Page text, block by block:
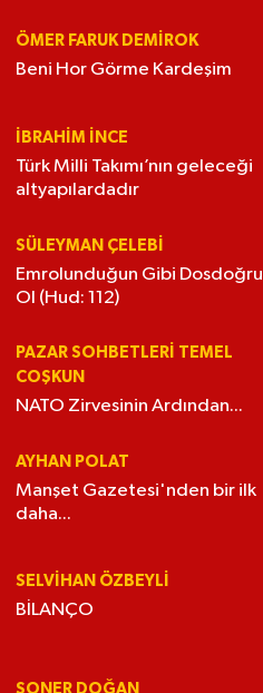
ÖMER FARUK DEMIROK
Beni Hor Görme Kardeşim
İBRAHIM İNCE
Türk Milli Takımı’nın geleceği
altyapılardadır
SÜLEYMAN ÇELEBI
Emrolunduğun Gibi Dosdoğru
Ol (Hud: 112)
PAZAR SOHBETLERI TEMEL
COŞKUN
NATO Zirvesinin Ardından...
AYHAN POLAT
Manşet Gazetesi'nden bir ilk
daha...
SELVIHAN ÖZBEYLI
BİLANÇO
SONER DOĞAN